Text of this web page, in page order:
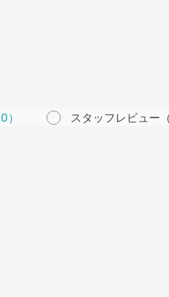
0） スタッフレビュー